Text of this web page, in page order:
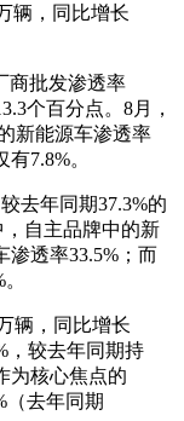
辆，同比增长
商批发渗透率
个百分点。8月，
新能源车渗透率
7.8%。
去年同期37.3%的
自主品牌中的新
渗透率33.5%；而
辆，同比增长
，较去年同期持
为核心焦点的
（去年同期